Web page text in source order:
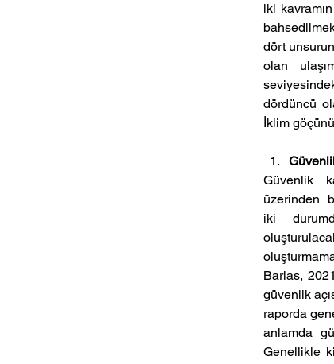
iki
dört
olan
dördüncü
İklim
Güvenlik
üzerinden
iki
Barlas,
güvenlik
raporda
anlamda
Genellikle